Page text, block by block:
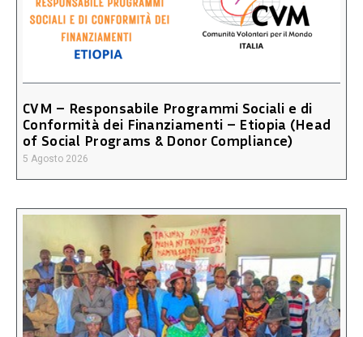
CVM – Responsabile Programmi Sociali e di
Conformità dei Finanziamenti – Etiopia (Head
of Social Programs & Donor Compliance)
5 Agosto 2026